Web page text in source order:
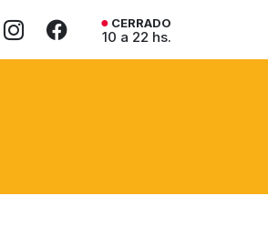
CERRADO
10 a 22 hs.